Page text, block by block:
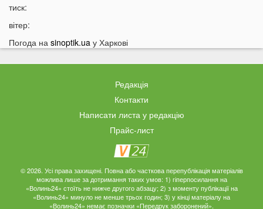
На Луцьк насувається гроза
Біля Луцька негода наробила біди: волиняни
публікують наслідки у мережі
Астрологи назвали знаки Зодіаку, для яких серпень
Врожай під загрозою: як врятувати город від
аномальної спеки
19:15
Українців закликали зробити запаси цих товарів:
повний перелік
тиск:
вітер:
Погода на sinoptik.ua у Харкові
Редакція
Контакти
Написати листа у редакцію
Прайс-лист
© 2026. Усі права захищені. Повна або часткова перепублікація матеріалів
можлива лише за дотримання таких умов: 1) гіперпосилання на
«Волинь24» стоїть не нижче другого абзацу; 2) з моменту публікації на
«Волинь24» минуло не менше трьох годин; 3) у кінці матеріалу на
«Волинь24» немає позначки «Передрук заборонений».